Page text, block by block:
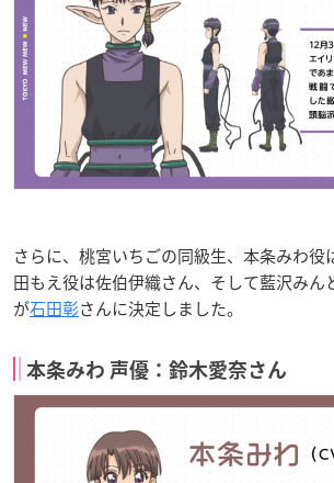
さらに、桃宮いちごの同級生、本条みわ役
田もえ役は佐伯伊織さん、そして藍沢みん
が石田彰さんに決定しました。
本条みわ 声優：鈴木愛奈さん